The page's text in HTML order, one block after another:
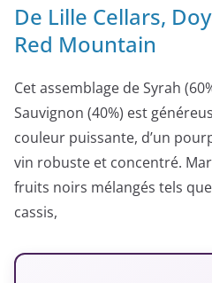
De Lille Cellars,
Red Mountain
Cet assemblage de Syrah
Sauvignon (40%) est
couleur puissante, d’un
vin robuste et concentré.
fruits noirs mélangés tels
cassis,